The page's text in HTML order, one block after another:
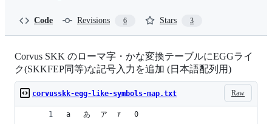
Code Revisions 6 Stars 3
Corvus SKK のローマ字・かな変換テーブルにEGGライ
ク(SKKFEP同等)な記号入力を追加 (日本語配列用)
Raw
corvusskk-egg-like-symbols-map.txt
a	あ	ア	ｱ	0